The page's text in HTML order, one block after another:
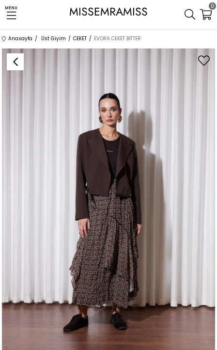
MENU MISSEMRAMISS 0
Anasayfa Üst Giyim CEKET EVORA CEKET BİTTER